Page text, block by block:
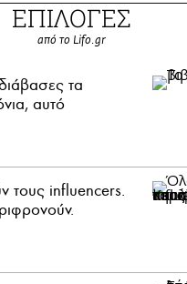
ΕΠΙΛΟΓΕΣ
από το Lifo.gr
τα
αυτό
τους influencers.